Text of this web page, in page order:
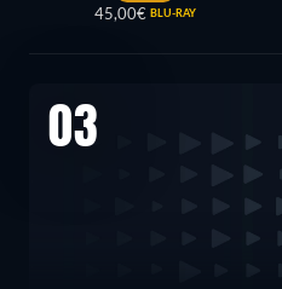
45,00€ BLU-RAY
03